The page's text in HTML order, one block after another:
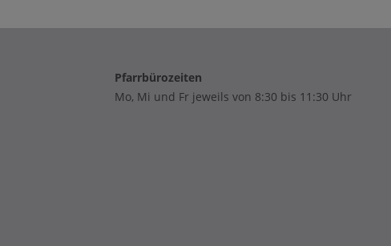
Pfarrbürozeiten
Mo, Mi und Fr jeweils von 8:30 bis 11:30 Uhr